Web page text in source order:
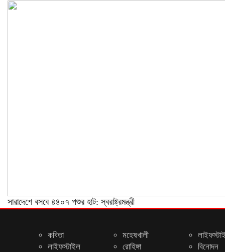
সারাদেশে বসবে ৪৪০৭ পশুর হাট: স্বরাষ্ট্রমন্ত্রী
কবিতা
লাইফস্টাইল
মহেষখালী
রোহিঙ্গা
বিনোদন